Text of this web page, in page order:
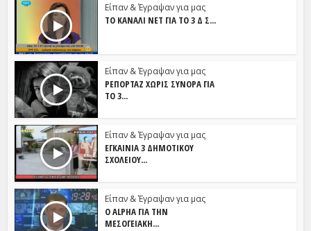
Είπαν & Έγραψαν για μας
ΤΟ ΚΑΝΆΛΙ NET ΓΙΑ ΤΟ 3 Δ Σ...
Είπαν & Έγραψαν για μας
ΡΕΠΟΡΤΆΖ ΧΩΡΊΣ ΣΎΝΟΡΑ ΓΙΑ
ΤΟ 3...
Είπαν & Έγραψαν για μας
ΕΓΚΑΊΝΙΑ 3 ΔΗΜΟΤΙΚΟΎ
ΣΧΟΛΕΊΟΥ...
Είπαν & Έγραψαν για μας
Ο ALPHA ΓΙΑ ΤΗΝ
ΜΕΣΟΓΕΙΑΚΉ...